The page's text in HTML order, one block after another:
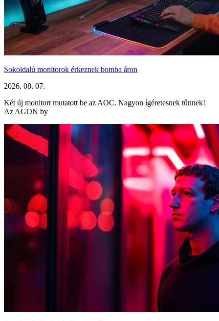
Sokoldalú monitorok érkeznek bomba áron
2026. 08. 07.
Két új monitort mutatott be az AOC. Nagyon ígéretesnek tűnnek!
Az AGON by